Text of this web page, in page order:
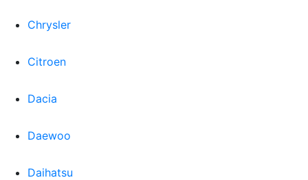
Chrysler
Citroen
Dacia
Daewoo
Daihatsu